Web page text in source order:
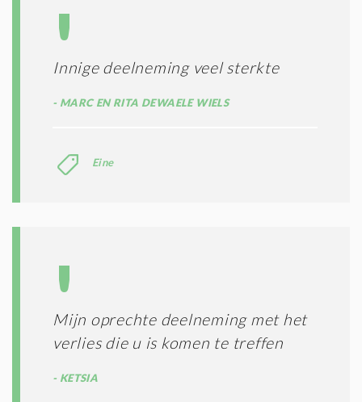
Innige deelneming veel sterkte
MARC EN RITA DEWAELE WIELS
Eine
Mijn oprechte deelneming met het
verlies die u is komen te treffen
KETSIA